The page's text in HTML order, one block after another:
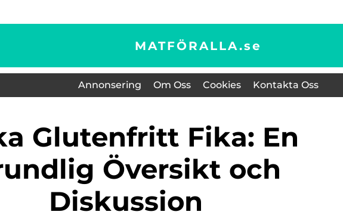
MATFÖRALLA.se
Annonsering Om Oss Cookies Kontakta Oss
Översikt och
Diskussion